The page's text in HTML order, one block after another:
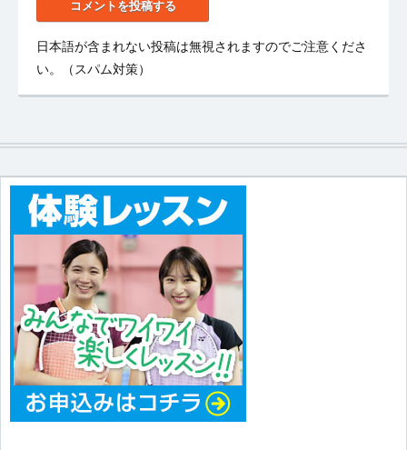
日本語が含まれない投稿は無視されますのでご注意くださ
い。（スパム対策）